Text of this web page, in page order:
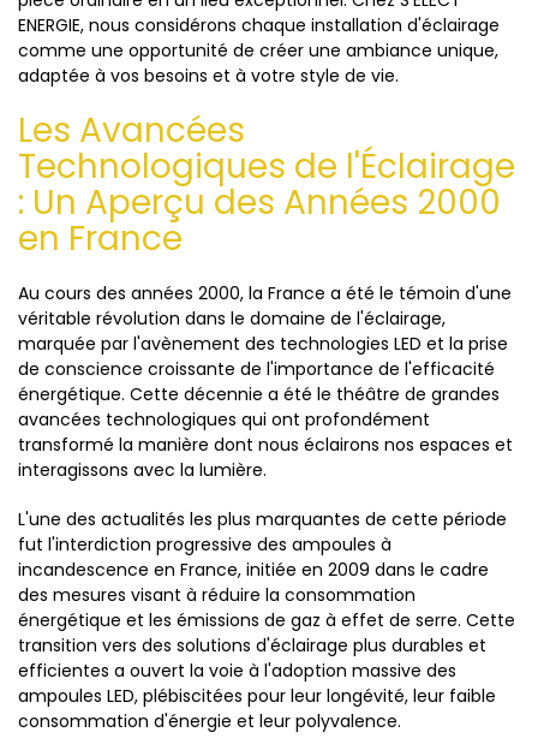
ENERGIE, nous considérons chaque installation d'éclairage
comme une opportunité de créer une ambiance unique,
adaptée à vos besoins et à votre style de vie.
Les Avancées
Technologiques de l'Éclairage
: Un Aperçu des Années 2000
en France
Au cours des années 2000, la France a été le témoin d'une
véritable révolution dans le domaine de l'éclairage,
marquée par l'avènement des technologies LED et la prise
de conscience croissante de l'importance de l'efficacité
énergétique. Cette décennie a été le théâtre de grandes
avancées technologiques qui ont profondément
transformé la manière dont nous éclairons nos espaces et
interagissons avec la lumière.
L'une des actualités les plus marquantes de cette période
fut l'interdiction progressive des ampoules à
incandescence en France, initiée en 2009 dans le cadre
des mesures visant à réduire la consommation
énergétique et les émissions de gaz à effet de serre. Cette
transition vers des solutions d'éclairage plus durables et
efficientes a ouvert la voie à l'adoption massive des
ampoules LED, plébiscitées pour leur longévité, leur faible
consommation d'énergie et leur polyvalence.